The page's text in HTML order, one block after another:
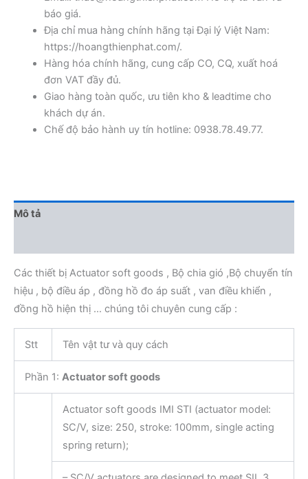
báo giá.
Địa chỉ mua hàng chính hãng tại Đại lý Việt Nam:
https://hoangthienphat.com/.
Hàng hóa chính hãng, cung cấp CO, CQ, xuất hoá
đơn VAT đầy đủ.
Giao hàng toàn quốc, ưu tiên kho & leadtime cho
khách dự án.
Chế độ bảo hành uy tín hotline: 0938.78.49.77.
Mô tả
Các thiết bị Actuator soft goods , Bộ chia gió ,Bộ chuyển tín
hiệu , bộ điều áp , đồng hồ đo áp suất , van điều khiển ,
đồng hồ hiện thị … chúng tôi chuyên cung cấp :
Stt Tên vật tư và quy cách
Phần 1: Actuator soft goods
Actuator soft goods IMI STI (actuator model:
SC/V, size: 250, stroke: 100mm, single acting
spring return);